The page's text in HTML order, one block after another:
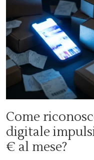
Come
digitale
€ al mese?